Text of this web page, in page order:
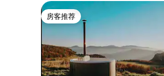
房客推荐
房客推荐